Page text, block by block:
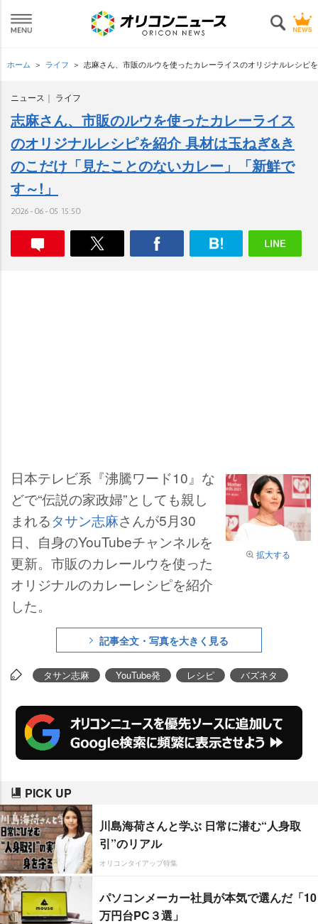
ホーム ライフ 志麻さん、市販のルウを使ったカレーライスのオリジナルレシピ
ニュース ライフ
志麻さん、市販のルウを使ったカレーライス
のオリジナルレシピを紹介 具材は玉ねぎ&き
のこだけ「見たことのないカレー」「新鮮で
す～!」
2026-06-05 15:50
拡大する
日本テレビ系『沸騰ワード10』な
どで“伝説の家政婦”としても親し
まれるタサン志麻さんが5月30
日、自身のYouTubeチャンネルを
更新。市販のカレールウを使った
オリジナルのカレーレシピを紹介
した。
記事全文・写真を大きく見る
タサン志麻 YouTube発 レシピ バズネタ
PICK UP
川島海荷さんと学ぶ 日常に潜む“人身取
引”のリアル
オリコンタイアップ特集
パソコンメーカー社員が本気で選んだ「10
万円台PC３選」